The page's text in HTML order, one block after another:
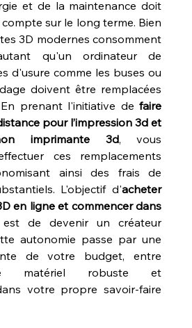
et de la maintenance doit
sur le long terme. Bien
3D modernes consomment
qu'un ordinateur de
d'usure comme les buses ou
doivent être remplacées
En prenant l'initiative de faire
pour l’impression 3d et
imprimante 3d, vous
ces remplacements
ainsi des frais de
L'objectif d'acheter
en ligne et commencer dans
de devenir un créateur
autonomie passe par une
de votre budget, entre
matériel robuste et
votre propre savoir-faire